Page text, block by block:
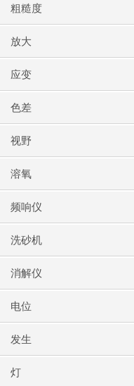
粗糙度
放大
应变
色差
视野
溶氧
频响仪
洗砂机
消解仪
电位
发生
灯